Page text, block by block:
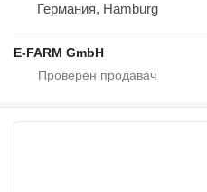
Германия, Hamburg
E-FARM GmbH